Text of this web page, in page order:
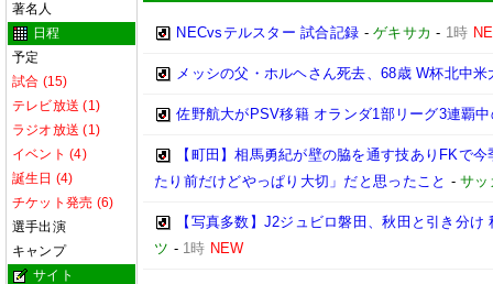
著名人
日程
予定
試合 (15)
テレビ放送 (1)
ラジオ放送 (1)
イベント (4)
誕生日 (4)
チケット発売 (6)
選手出演
キャンプ
サイト
NECvsテルスター 試合記録 -ゲキサカ - 1時
メッシの父・ホルヘさん死去、68歳 W杯北中
佐野航大がPSV移籍 オランダ1部リーグ3連覇
【町田】相馬勇紀が壁の脇を通す技ありFKで
たり前だけどやっぱり大切」だと思ったこと -サッ
【写真多数】J2ジュビロ磐田、秋田と引き分
ツ - 1時 NEW